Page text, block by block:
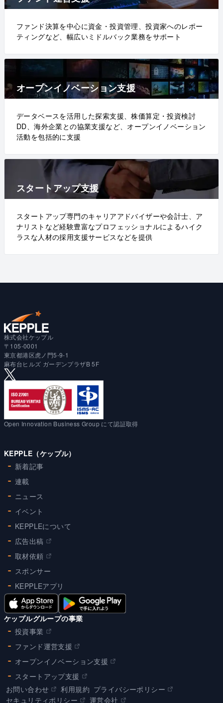
ファンド決算を中心に資金・投資管理、投資家へのレポー
ティングなど、幅広いミドルバック業務をサポート
オープンイノベーション支援
データベースを活用した探索支援、株価算定・投資検討
DD、海外企業との協業支援など、オープンイノベーション
活動を包括的に支援
スタートアップ支援
スタートアップ専門のキャリアアドバイザーや会計士、ア
ナリストなど経験豊富なプロフェッショナルによるハイク
ラスな人材の採用支援サービスなどを提供
株式会社ケップル
〒105-0001
東京都港区虎ノ門5-9-1
麻布台ヒルズ ガーデンプラザB 5F
Open Innovation Business Group にて認証取得
KEPPLE（ケップル）
新着記事
連載
ニュース
イベント
KEPPLEについて
広告出稿
取材依頼
スポンサー
KEPPLEアプリ
ケップルグループの事業
投資事業
ファンド運営支援
オープンイノベーション支援
スタートアップ支援
お問い合わせ
利用規約 プライバシーポリシー
セキュリティポリシー
運営会社